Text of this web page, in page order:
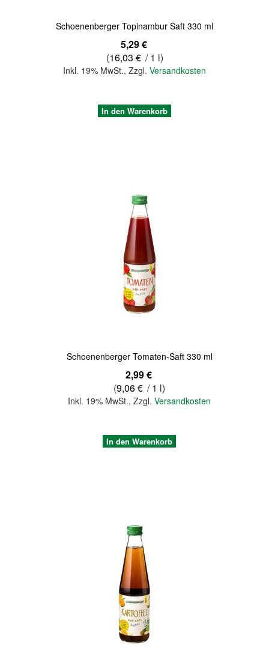
Schoenenberger Topinambur Saft 330 ml
5,29 €
(16,03 € / 1 l)
Inkl. 19% MwSt., Zzgl. Versandkosten
In den Warenkorb
Schoenenberger Tomaten-Saft 330 ml
2,99 €
(9,06 € / 1 l)
Inkl. 19% MwSt.,Zzgl.Versandkosten
In den Warenkorb